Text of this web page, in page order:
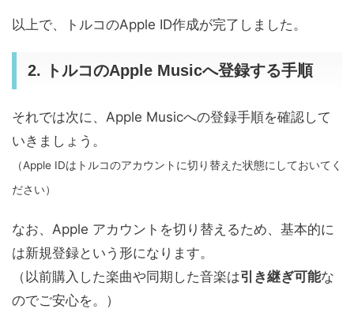
以上で、トルコのApple ID作成が完了しました。
2. トルコのApple Musicへ登録する手順
それでは次に、Apple Musicへの登録手順を確認して
いきましょう。
（Apple IDはトルコのアカウントに切り替えた状態にしておいてく
ださい）
なお、Apple アカウントを切り替えるため、基本的に
は新規登録という形になります。
（以前購入した楽曲や同期した音楽は引き継ぎ可能な
のでご安心を。）